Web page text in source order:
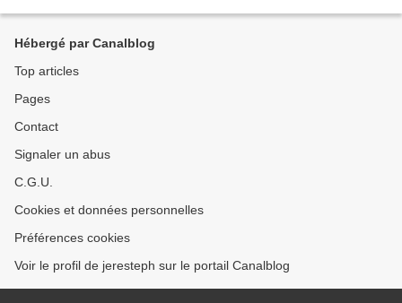
Hébergé par Canalblog
Top articles
Pages
Contact
Signaler un abus
C.G.U.
Cookies et données personnelles
Préférences cookies
Voir le profil de jeresteph sur le portail Canalblog